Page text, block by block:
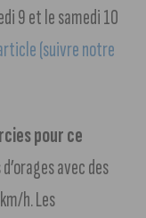
9 et le samedi 10
(suivre notre
pour ce
avec des
h. Les